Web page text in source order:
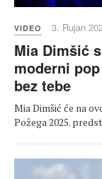
VIDEO 3. Rujan
Mia Dimšić
moderni
bez tebe
Mia Dimšić će na
Požega 2025.